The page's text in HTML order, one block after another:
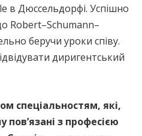
в Дюссельдорфі. Успішно
Robert–Schumann–
беручи уроки співу.
диригентський
спеціальностям, які,
пов’язані з професією